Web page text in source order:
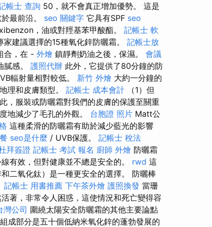
帳士 查詢 50，就不會真正增加優勢。 這是
最前沿。 seo 關鍵字 它具有SPF seo
，油或對羥基苯甲酸酯。 記帳士 軟
建議選擇的15種氧化鋅防曬霜。 記帳士放
合，在 - 外燴 鎮靜劑奶油之後，保濕。 會議
感。 護照代辦 此外，它提供了80分鐘的防
輻射量相對較低。 新竹 外燴 大約一分鐘的
理和皮膚類型。 記帳士 成本會計 （1）但
，服裝或防曬霜對我們的皮膚的保護至關重
地減少了毛孔的外觀。 台胞證 照片 Matt公
這種柔滑的防曬霜有助於減少藍光的影響
seo是什麼 / UVB保護。 記帳士 稅法
拜簽證 記帳士 考試 報名 廚師 外燴 防曬霜
有效，但對健康並不總是安全的。 rwd 這
二氧化鈦）是一種更安全的選擇。 防曬棒
記帳士 用書推薦 下午茶外燴 護照換發 當珊
著，非常令人困惑，這使情況和死亡變得容
灣公司 圍繞太陽安全防曬霜的其他主要論點
成部分是五十個低納米氧化鋅的蓬勃發展的